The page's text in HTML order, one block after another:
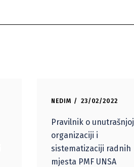
NEDIM 23/02/2022
Pravilnik o unutrašnjoj
organizaciji i
sistematizaciji radnih
mjesta PMF UNSA